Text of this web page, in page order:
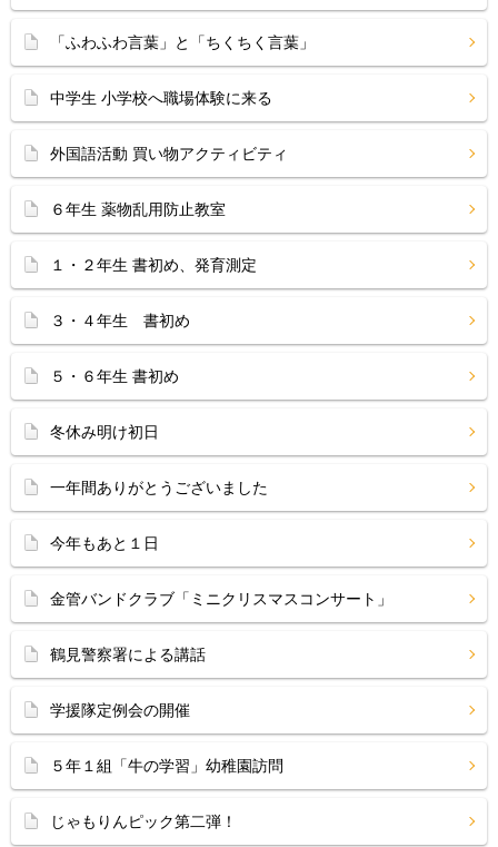
「ふわふわ言葉」と「ちくちく言葉」
中学生 小学校へ職場体験に来る
外国語活動 買い物アクティビティ
６年生 薬物乱用防止教室
１・２年生 書初め、発育測定
３・４年生 書初め
５・６年生 書初め
冬休み明け初日
一年間ありがとうございました
今年もあと１日
金管バンドクラブ「ミニクリスマスコンサート」
鶴見警察署による講話
学援隊定例会の開催
５年１組「牛の学習」幼稚園訪問
じゃもりんピック第二弾！